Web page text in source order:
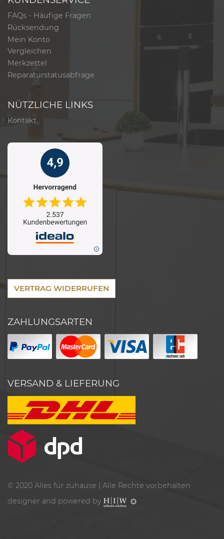
FAQs - Häufige Fragen
Rücksendung
Mein Konto
Vergleichen
Merkzettel
Reparaturstatusabfrage
NÜTZLICHE LINKS
Kontakt
VERTRAG WIDERRUFEN
ZAHLUNGSARTEN
VERSAND & LIEFERUNG
© 2020 Alles für zuhause | Alle Rechte vorbehalten
designer and powered by